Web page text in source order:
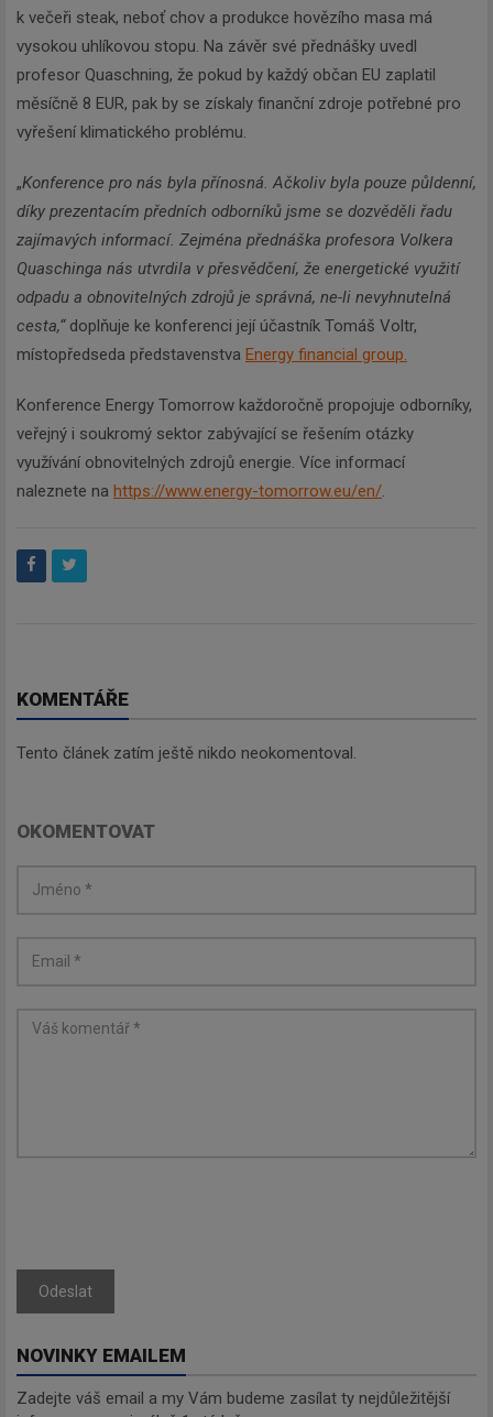
k večeři steak, neboť chov a produkce hovězího masa má
vysokou uhlíkovou stopu. Na závěr své přednášky uvedl
profesor Quaschning, že pokud by každý občan EU zaplatil
měsíčně 8 EUR, pak by se získaly finanční zdroje potřebné pro
vyřešení klimatického problému.
„Konference pro nás byla přínosná. Ačkoliv byla pouze půldenní,
díky prezentacím předních odborníků jsme se dozvěděli řadu
zajímavých informací. Zejména přednáška profesora Volkera
Quaschinga nás utvrdila v přesvědčení, že energetické využití
odpadu a obnovitelných zdrojů je správná, ne-li nevyhnutelná
cesta,“ doplňuje ke konferenci její účastník Tomáš Voltr,
místopředseda představenstva Energy financial group.
Konference Energy Tomorrow každoročně propojuje odborníky,
veřejný i soukromý sektor zabývající se řešením otázky
využívání obnovitelných zdrojů energie. Více informací
naleznete na https://www.energy-tomorrow.eu/en/.
KOMENTÁŘE
Tento článek zatím ještě nikdo neokomentoval.
OKOMENTOVAT
Odeslat
NOVINKY EMAILEM
Zadejte váš email a my Vám budeme zasílat ty nejdůležitější